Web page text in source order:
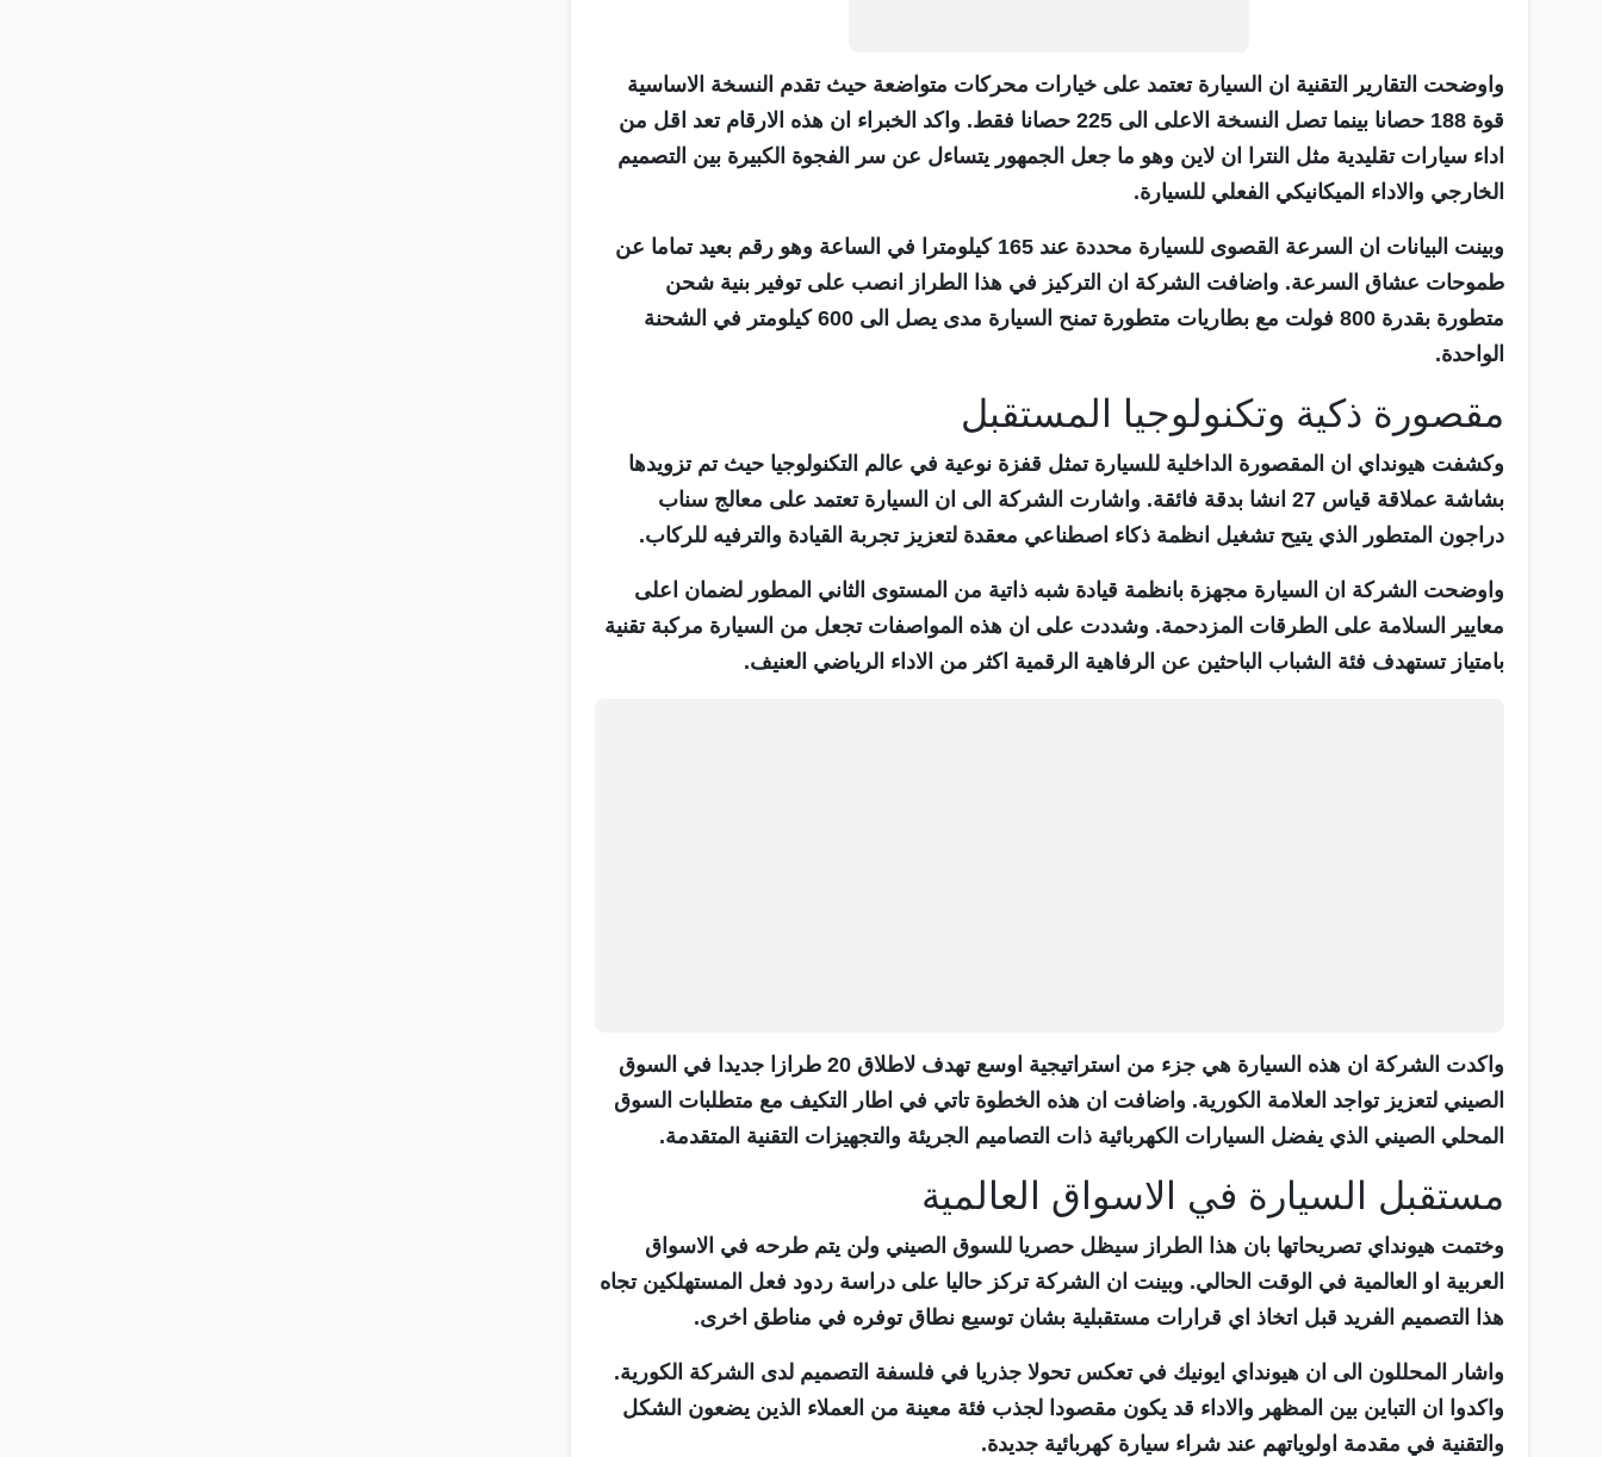
واوضحت التقارير التقنية ان السيارة تعتمد على خيارات محركات متواضعة حيث تقدم النسخة الاساسية
قوة 188 حصانا بينما تصل النسخة الاعلى الى 225 حصانا فقط. واكد الخبراء ان هذه الارقام تعد اقل من
اداء سيارات تقليدية مثل النترا ان لاين وهو ما جعل الجمهور يتساءل عن سر الفجوة الكبيرة بين التصميم
الخارجي والاداء الميكانيكي الفعلي للسيارة.
وبينت البيانات ان السرعة القصوى للسيارة محددة عند 165 كيلومترا في الساعة وهو رقم بعيد تماما عن
طموحات عشاق السرعة. واضافت الشركة ان التركيز في هذا الطراز انصب على توفير بنية شحن
متطورة بقدرة 800 فولت مع بطاريات متطورة تمنح السيارة مدى يصل الى 600 كيلومتر في الشحنة
الواحدة.
مقصورة ذكية وتكنولوجيا المستقبل
وكشفت هيونداي ان المقصورة الداخلية للسيارة تمثل قفزة نوعية في عالم التكنولوجيا حيث تم تزويدها
بشاشة عملاقة قياس 27 انشا بدقة فائقة. واشارت الشركة الى ان السيارة تعتمد على معالج سناب
دراجون المتطور الذي يتيح تشغيل انظمة ذكاء اصطناعي معقدة لتعزيز تجربة القيادة والترفيه للركاب.
واوضحت الشركة ان السيارة مجهزة بانظمة قيادة شبه ذاتية من المستوى الثاني المطور لضمان اعلى
معايير السلامة على الطرقات المزدحمة. وشددت على ان هذه المواصفات تجعل من السيارة مركبة تقنية
بامتياز تستهدف فئة الشباب الباحثين عن الرفاهية الرقمية اكثر من الاداء الرياضي العنيف.
واكدت الشركة ان هذه السيارة هي جزء من استراتيجية اوسع تهدف لاطلاق 20 طرازا جديدا في السوق
الصيني لتعزيز تواجد العلامة الكورية. واضافت ان هذه الخطوة تاتي في اطار التكيف مع متطلبات السوق
المحلي الصيني الذي يفضل السيارات الكهربائية ذات التصاميم الجريئة والتجهيزات التقنية المتقدمة.
مستقبل السيارة في الاسواق العالمية
وختمت هيونداي تصريحاتها بان هذا الطراز سيظل حصريا للسوق الصيني ولن يتم طرحه في الاسواق
العربية او العالمية في الوقت الحالي. وبينت ان الشركة تركز حاليا على دراسة ردود فعل المستهلكين تجاه
هذا التصميم الفريد قبل اتخاذ اي قرارات مستقبلية بشان توسيع نطاق توفره في مناطق اخرى.
واشار المحللون الى ان هيونداي ايونيك في تعكس تحولا جذريا في فلسفة التصميم لدى الشركة الكورية.
واكدوا ان التباين بين المظهر والاداء قد يكون مقصودا لجذب فئة معينة من العملاء الذين يضعون الشكل
والتقنية في مقدمة اولوياتهم عند شراء سيارة كهربائية جديدة.